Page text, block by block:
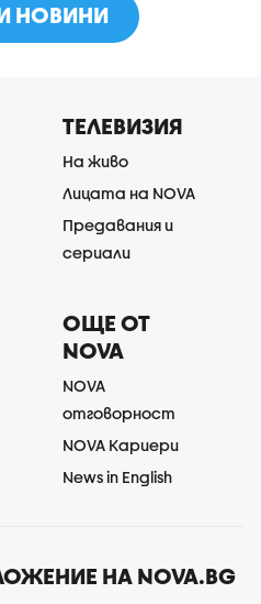
НОВИНИ
ТЕЛЕВИЗИЯ
На живо
Лицата на NOVA
Предавания и
сериали
ОЩЕ ОТ
NOVA
NOVA
отговорност
NOVA Кариери
News in English
НА NOVA.BG